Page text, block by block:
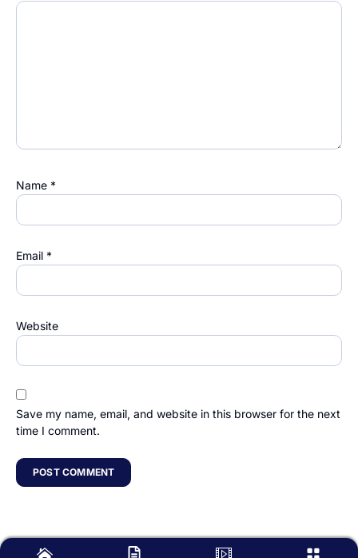
Name *
Email *
Website
Save my name, email, and website in this browser for the next
time I comment.